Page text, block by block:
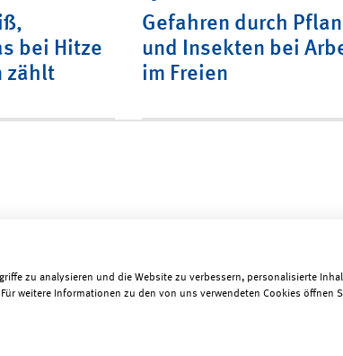
bei Hitze
zählt
Gefahren durch
und Insekten bei
im Freien
Seite drucken
zu analysieren und die Website zu verbessern, personalisierte
weitere Informationen zu den von uns verwendeten Cookies öffnen